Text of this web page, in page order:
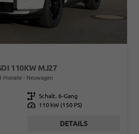
110KW MJ27
Monate Neuwagen
Getriebe Schalt. 6-Gang
Leistung 110 kW (150 PS)
DETAILS